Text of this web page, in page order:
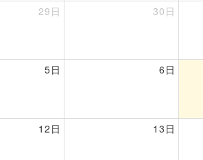
29日 30日
5日 6日
12日 13日